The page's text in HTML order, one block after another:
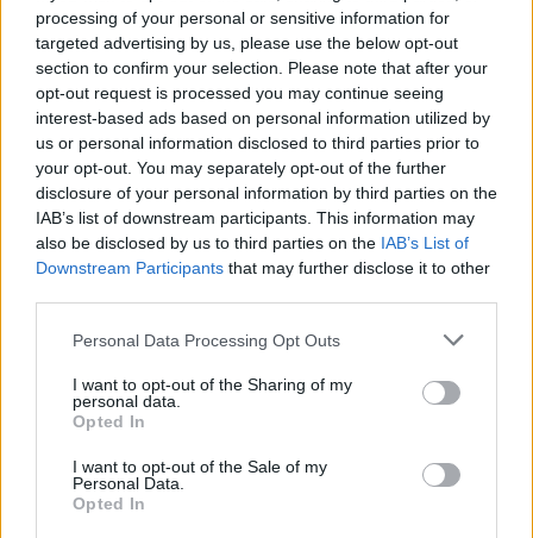
processing of your personal or sensitive information for
targeted advertising by us, please use the below opt-out
section to confirm your selection. Please note that after your
opt-out request is processed you may continue seeing
interest-based ads based on personal information utilized by
us or personal information disclosed to third parties prior to
your opt-out. You may separately opt-out of the further
disclosure of your personal information by third parties on the
IAB’s list of downstream participants. This information may
also be disclosed by us to third parties on the IAB’s List of
Downstream Participants that may further disclose it to other
Personal Data Processing Opt Outs
I want to opt-out of the Sharing of my
personal data.
Opted In
I want to opt-out of the Sale of my
Personal Data.
Opted In
Σελιδοποίηση
Προηγούμενη σελίδα
Current page
1 Next page
Ροή ειδήσεων Δημοφιλή
09:50
Ιράν: Η συμφωνία με το Ομάν δεν σημαίνει πλήρες
09:44
Χωρίς ενεργό μέτωπο η φωτιά στο Καρύδι Σητείας -
Παραμένουν δυνάμεις στο σημείο
09:31
Θεσσαλονίκη: Η παρατεταμένη ανομβρία απειλεί τη